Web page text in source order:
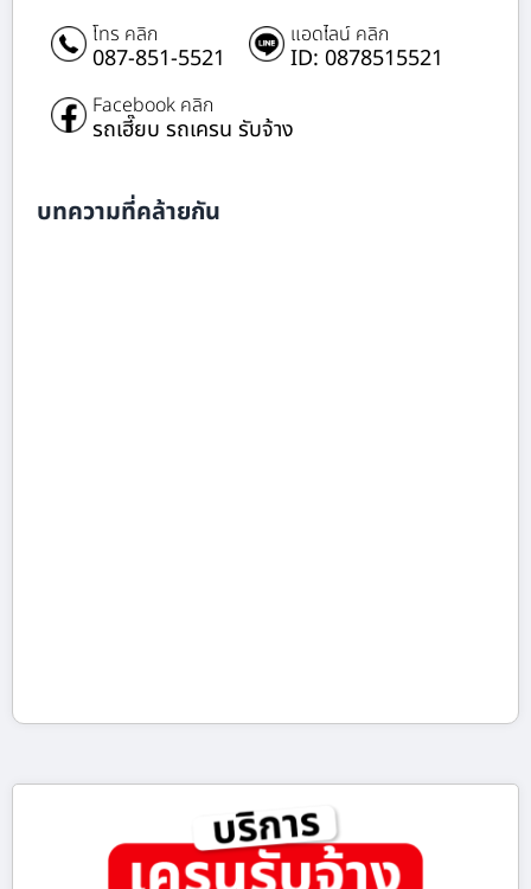
โทร คลิก
087-851-5521
แอดไลน์ คลิก
ID: 0878515521
Facebook คลิก
รถเฮี๊ยบ รถเครน รับจ้าง
บทความที่คล้ายกัน